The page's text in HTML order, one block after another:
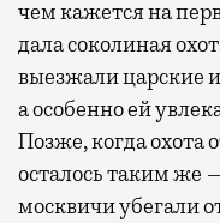
чем кажется на
дала соколиная
выезжали царские
а особенно ей
Позже, когда охота
осталось таким же
москвичи убегали